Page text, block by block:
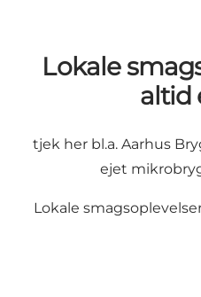
Lokale
altid
tjek her bl.a. Aarhus
ejet
Lokale